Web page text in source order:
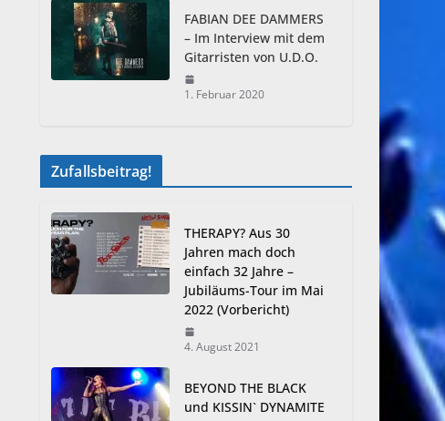
FABIAN DEE DAMMERS
– Im Interview mit dem
Gitarristen von U.D.O.
1. Februar 2020
Zufallsbeitrag!
THERAPY? Aus 30
Jahren mach doch
einfach 32 Jahre –
Jubiläums-Tour im Mai
2022 (Vorbericht)
4. August 2021
BEYOND THE BLACK
und KISSIN` DYNAMITE